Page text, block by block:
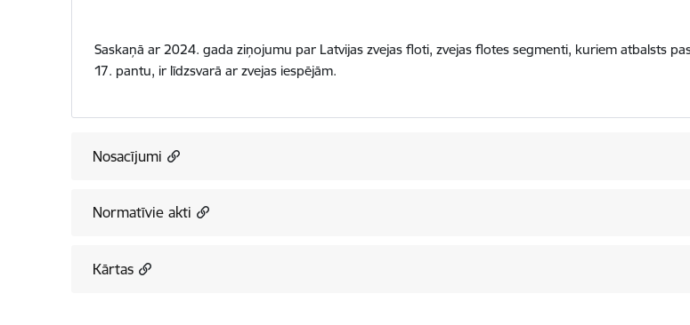
Saskaņā ar 2024. gada ziņojumu par Latvijas zvejas floti, zvejas flotes segmenti, kuriem atbalsts
17. pantu, ir līdzsvarā ar zvejas iespējām.
Nosacījumi
Normatīvie akti
Kārtas